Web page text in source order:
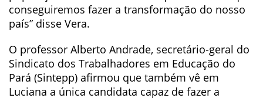
conseguiremos fazer a transformação do nosso
país” disse Vera.
O professor Alberto Andrade, secretário-geral do
Sindicato dos Trabalhadores em Educação do
Pará (Sintepp) afirmou que também vê em
Luciana a única candidata capaz de fazer a